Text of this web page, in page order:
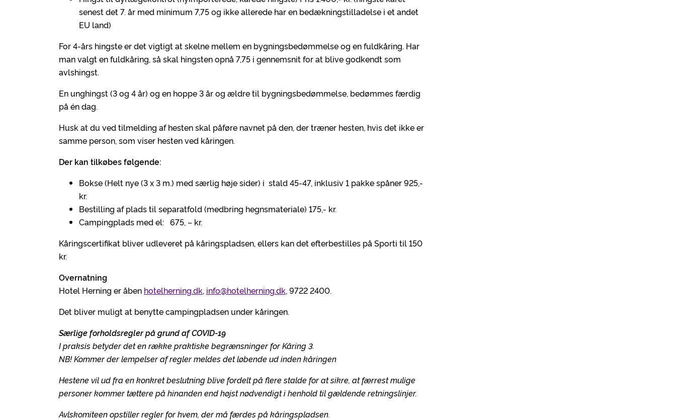
senest det 7. år med minimum 7,75 og ikke allerede har en bedækningstilladelse i et andet
EU land)
For 4-års hingste er det vigtigt at skelne mellem en bygningsbedømmelse og en fuldkåring. Har
man valgt en fuldkåring, så skal hingsten opnå 7,75 i gennemsnit for at blive godkendt som
avlshingst.
En unghingst (3 og 4 år) og en hoppe 3 år og ældre til bygningsbedømmelse, bedømmes færdig
på én dag.
Husk at du ved tilmelding af hesten skal påføre navnet på den, der træner hesten, hvis det ikke er
samme person, som viser hesten ved kåringen.
Der kan tilkøbes følgende:
Bokse (Helt nye (3 x 3 m.) med særlig høje sider) i stald 45-47, inklusiv 1 pakke spåner 925,-
kr.
Bestilling af plads til separatfold (medbring hegnsmateriale) 175,- kr.
Campingplads med el: 675, – kr.
Kåringscertifikat bliver udleveret på kåringspladsen, ellers kan det efterbestilles på Sporti til 150
kr.
Overnatning
Hotel Herning er åben hotelherning.dk, info@hotelherning.dk, 9722 2400.
Det bliver muligt at benytte campingpladsen under kåringen.
Særlige forholdsregler på grund af COVID-19
I praksis betyder det en række praktiske begrænsninger for Kåring 3.
NB! Kommer der lempelser af regler meldes det løbende ud inden kåringen
Hestene vil ud fra en konkret beslutning blive fordelt på flere stalde for at sikre, at færrest mulige
personer kommer tættere på hinanden end højst nødvendigt i henhold til gældende retningslinjer.
Avlskomiteen opstiller regler for hvem, der må færdes på kåringspladsen.